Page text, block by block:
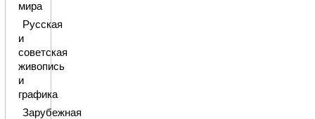
мира
Русская
и
советская
живопись
и
графика
Зарубежная